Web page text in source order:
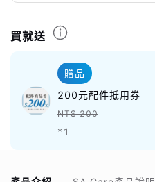
買就送
贈品
200元配件抵用券
NT$ 200
*1